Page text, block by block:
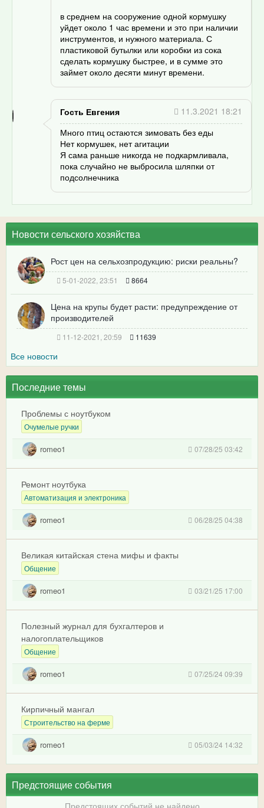
в среднем на сооружение одной кормушку
уйдет около 1 час времени и это при наличии
инструментов, и нужного материала. С
пластиковой бутылки или коробки из сока
сделать кормушку быстрее, и в сумме это
займет около десяти минут времени.
Гость Евгения
11.3.2021 18:21
Много птиц остаются зимовать без еды
Нет кормушек, нет агитации
Я сама раньше никогда не подкармливала,
пока случайно не выбросила шляпки от
подсолнечника
Новости сельского хозяйства
Рост цен на сельхозпродукцию: риски реальны?
5-01-2022, 23:51 8664
Цена на крупы будет расти: предупреждение от
производителей
11-12-2021, 20:59 11639
Все новости
Последние темы
Проблемы с ноутбуком
Очумелые ручки
romeo1 07/28/25 03:42
Ремонт ноутбука
Автоматизация и электроника
romeo1 06/28/25 04:38
Великая китайская стена мифы и факты
Общение
romeo1 03/21/25 17:00
Полезный журнал для бухгалтеров и
налогоплательщиков
Общение
romeo1 07/25/24 09:39
Кирпичный мангал
Строительство на ферме
romeo1 05/03/24 14:32
Предстоящие события
Предстоящих событий не найдено